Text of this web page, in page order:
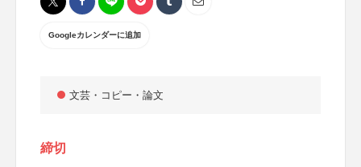
Googleカレンダーに追加
文芸・コピー・論文
締切